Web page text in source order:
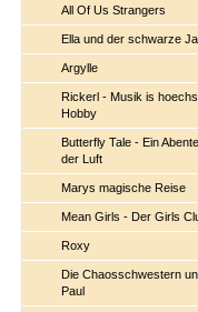
All Of Us Strangers
Ella und der schwarze
Argylle
Rickerl - Musik is
Hobby
Butterfly Tale - Ein
der Luft
Marys magische Reise
Mean Girls - Der Girls
Roxy
Die Chaosschwestern
Paul